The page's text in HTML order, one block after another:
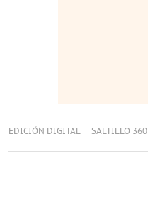
EDICIÓN DIGITAL SALTILLO 360